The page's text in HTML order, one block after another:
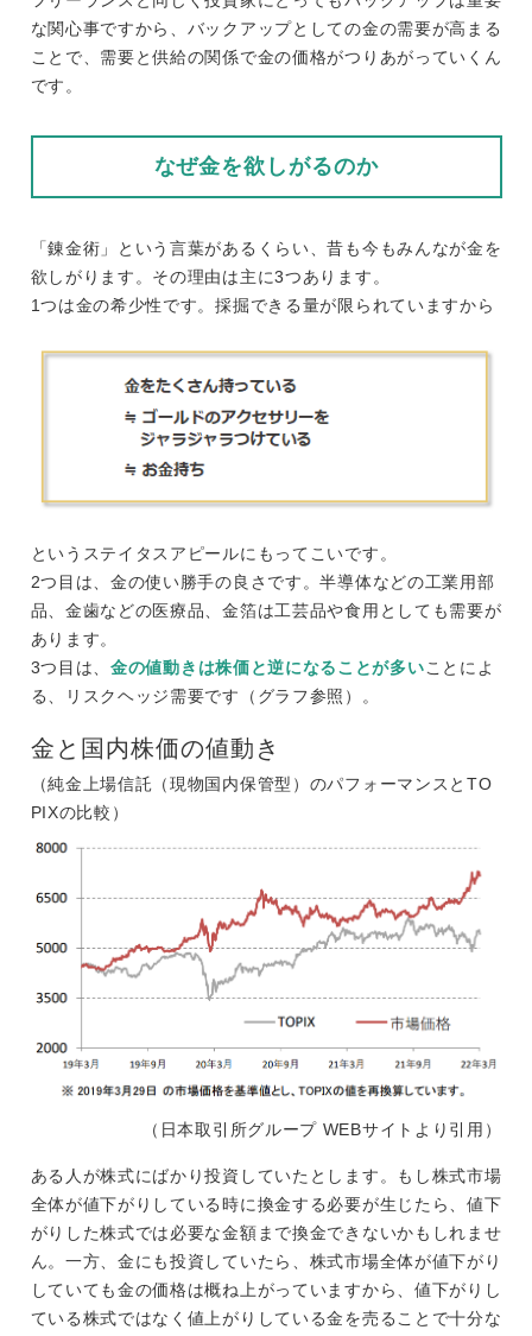
な関心事ですから、バックアップとしての金の需要が高まる
ことで、需要と供給の関係で金の価格がつりあがっていくん
です。
なぜ金を欲しがるのか
「錬金術」という言葉があるくらい、昔も今もみんなが金を
欲しがります。その理由は主に3つあります。
1つは金の希少性です。採掘できる量が限られていますから
というステイタスアピールにもってこいです。
2つ目は、金の使い勝手の良さです。半導体などの工業用部
品、金歯などの医療品、金箔は工芸品や食用としても需要が
あります。
3つ目は、 金の値動きは株価と逆になることが多いことによ
る、リスクヘッジ需要です（グラフ参照）。
金と国内株価の値動き
（純金上場信託（現物国内保管型）のパフォーマンスとTO
PIXの比較）
（日本取引所グループ WEBサイトより引用）
ある人が株式にばかり投資していたとします。もし株式市場
全体が値下がりしている時に換金する必要が生じたら、値下
がりした株式では必要な金額まで換金できないかもしれませ
ん。一方、金にも投資していたら、株式市場全体が値下がり
していても金の価格は概ね上がっていますから、値下がりし
ている株式ではなく値上がりしている金を売ることで十分な